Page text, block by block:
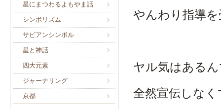
星にまつわるよもやま話
シンボリズム
サビアンシンボル
星と神話
四大元素
ジャーナリング
京都
やんわり指導
ヤル気はある
全然宣伝しな